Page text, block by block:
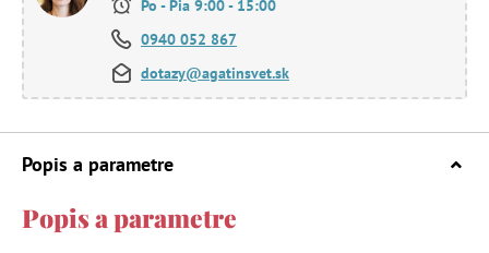
Po - Pia 9:00 - 15:00
0940 052 867
dotazy@agatinsvet.sk
Popis a parametre
Popis a parametre